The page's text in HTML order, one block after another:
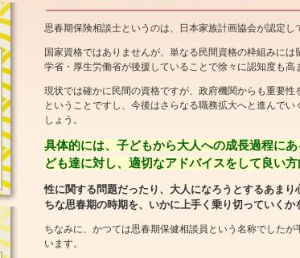
思春期保険相談士というのは、日本家族計画協会が認定し
国家資格ではありませんが、単なる民間資格の枠組みには
学省・厚生労働省が後援していることで徐々に認知度も高
現状では確かに民間の資格ですが、政府機関からも重要性
ということですし、今後はさらなる職務拡大へと進んでい
しょう。
具体的には、子どもから大人への成長過程に
ども達に対し、適切なアドバイスをして良い方
性に関する問題だったり、大人になろうとするあま
ちな思春期の時期を、いかに上手く乗り切っていくか
ちなみに、かつては思春期保健相談員という名称でした
います。